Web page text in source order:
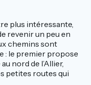
plus intéressante,
revenir un peu en
chemins sont
: le premier propose
nord de l’Allier,
petites routes qui